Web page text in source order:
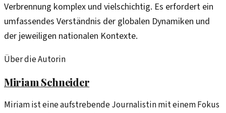
Verbrennung komplex und vielschichtig. Es erfordert ein
umfassendes Verständnis der globalen Dynamiken und
der jeweiligen nationalen Kontexte.
Über die Autorin
Miriam Schneider
Miriam ist eine aufstrebende Journalistin mit einem Fokus